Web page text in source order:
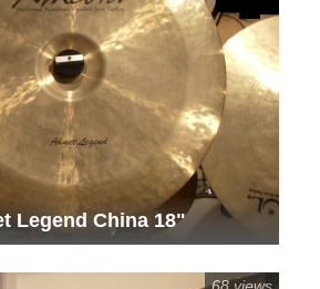
Legend China 18"
68 views